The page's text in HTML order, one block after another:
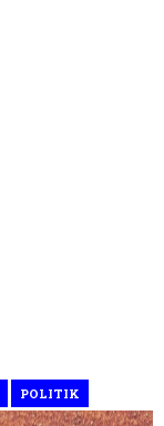
POLITIK